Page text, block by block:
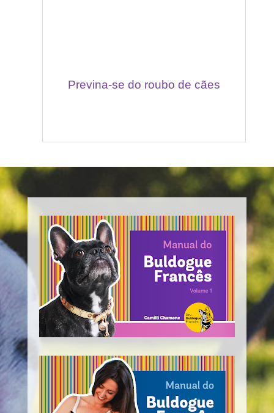
Previna-se do roubo de cães